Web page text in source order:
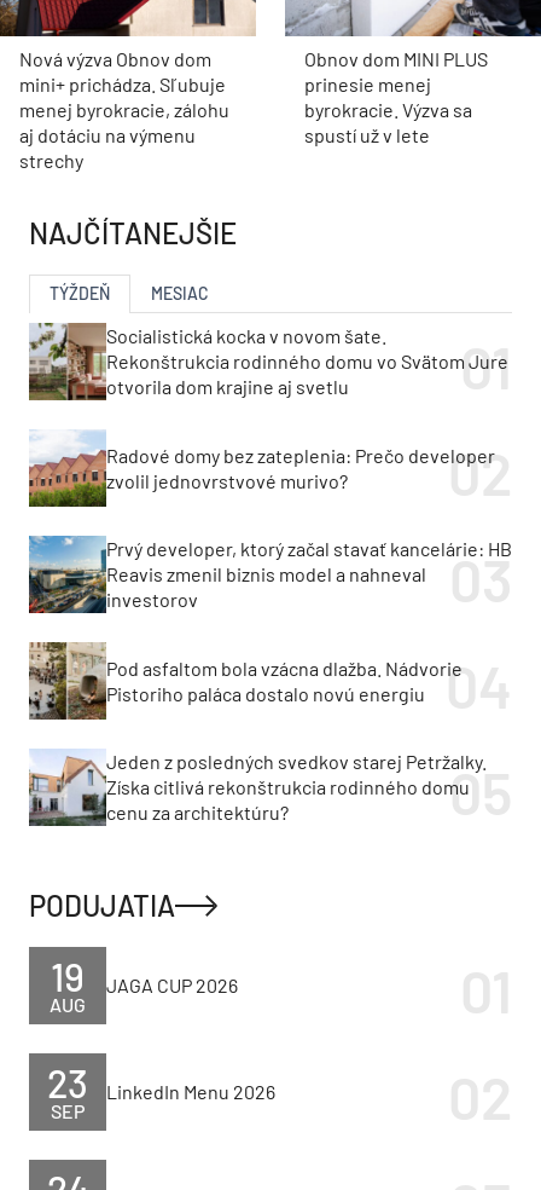
Nová výzva Obnov dom
mini+ prichádza. Sľubuje
menej byrokracie, zálohu
aj dotáciu na výmenu
strechy
Obnov dom MINI PLUS
prinesie menej
byrokracie. Výzva sa
spustí už v lete
NAJČÍTANEJŠIE
TÝŽDEŇ MESIAC
Socialistická kocka v novom šate.
Rekonštrukcia rodinného domu vo Svätom Jure
otvorila dom krajine aj svetlu
Radové domy bez zateplenia: Prečo developer
zvolil jednovrstvové murivo?
Prvý developer, ktorý začal stavať kancelárie: HB
Reavis zmenil biznis model a nahneval
investorov
Pod asfaltom bola vzácna dlažba. Nádvorie
Pistoriho paláca dostalo novú energiu
Jeden z posledných svedkov starej Petržalky.
Získa citlivá rekonštrukcia rodinného domu
cenu za architektúru?
PODUJATIA
AUG
19 JAGA CUP 2026
SEP
23 LinkedIn Menu 2026